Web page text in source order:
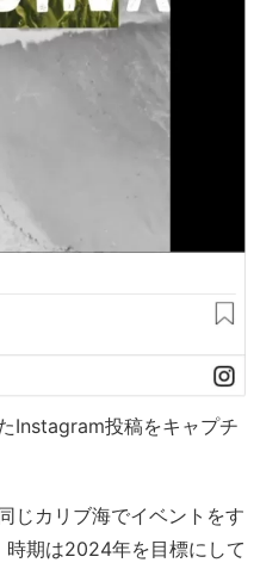
Instagram投稿をキャプチ
じカリブ海でイベントをす
時期は2024年を目標にして